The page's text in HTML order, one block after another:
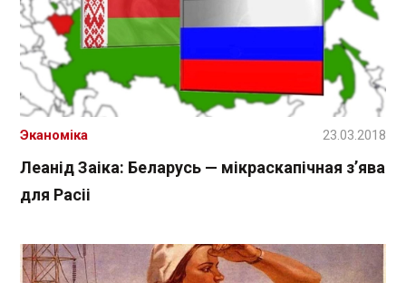
Леанід Заіка: Беларусь — мікраскапічная з’ява
для Расіі
Эканоміка 23.03.2018